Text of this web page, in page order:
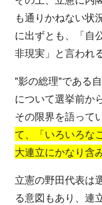
も通りかねない状
に出ずとも、「自
非現実」と言われる
"影の総理"である
について選挙前か
その限界を語って
て、「いろいろな
大連立にかなり含
立憲の野田代表は
る意図もあり、連